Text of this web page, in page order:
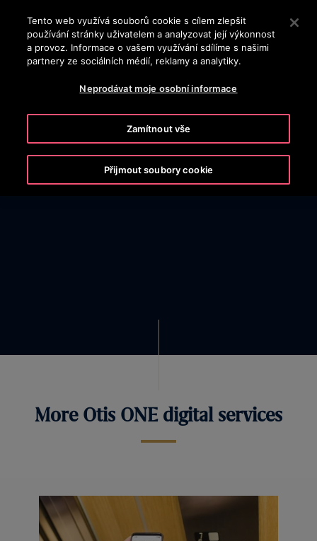
Stisknutím klávesy Enter přeskočíte na hlavní obsah
VYHLEDÁVÁNÍ
More Otis ONE digital services
Tento web využívá souborů cookie s cílem zlepšit
používání stránky uživatelem a analyzovat její výkonnost
a provoz. Informace o vašem využívání sdílíme s našimi
partnery ze sociálních médií, reklamy a analytiky.
Neprodávat moje osobní informace
Zamítnout vše
Přijmout soubory cookie